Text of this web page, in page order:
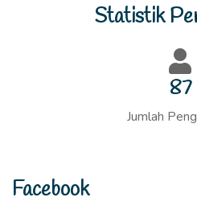
Statistik
87
Jumlah
Facebook